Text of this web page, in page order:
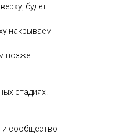
будет
накрываем
позже.
стадиях.
и сообщество